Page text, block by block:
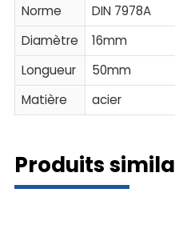
Norme
DIN 7978A
Diamètre
16mm
Longueur
50mm
Matière
acier
Produits